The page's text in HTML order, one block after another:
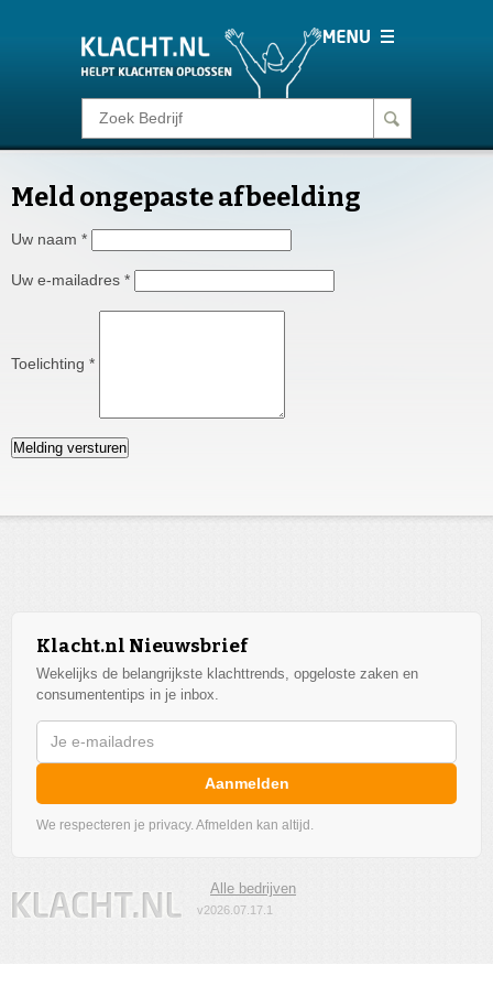
Klacht melden
Consumentenrecht
Barometer
Meld ongepaste afbeelding
Uw naam *
Uw e-mailadres *
Toelichting *
Melding versturen
Klacht.nl Nieuwsbrief
Wekelijks de belangrijkste klachttrends, opgeloste zaken en
consumententips in je inbox.
Aanmelden
We respecteren je privacy. Afmelden kan altijd.
Alle bedrijven
v2026.07.17.1